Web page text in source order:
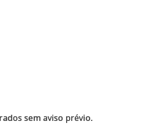
sem aviso prévio.